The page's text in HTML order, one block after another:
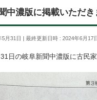
中濃版に掲載いただき
5月31日 最終更新日時 : 2024年6月17
日の岐阜新聞中濃版に古民